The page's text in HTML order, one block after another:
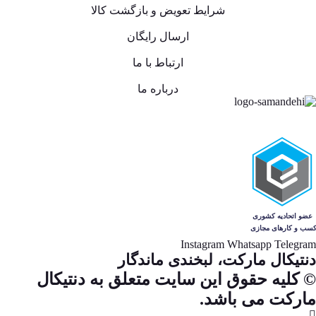
شرایط تعویض و بازگشت کالا
ارسال رایگان
ارتباط با ما
درباره ما
Telegram
Whatsapp
Instagram
دنتیکال مارکت، لبخندی ماندگار
© کلیه حقوق این سایت متعلق به دنتیکال
مارکت می باشد.